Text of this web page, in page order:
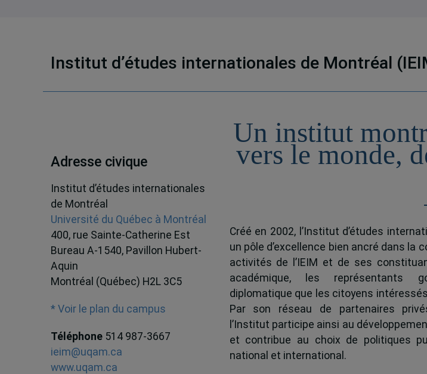
Institut d’études internationales de Montréal
Adresse civique
Institut d’études internationales
de Montréal
Université du Québec à Montréal
400, rue Sainte-Catherine Est
Bureau A-1540, Pavillon Hubert-
Aquin
Montréal (Québec) H2L 3C5
* Voir le plan du campus
Téléphone 514 987-3667
ieim@uqam.ca
www.uqam.ca
Un institut
vers le monde,
Créé en 2002, l’Institut d’études
un pôle d’excellence bien ancré dans la
activités de l’IEIM et de ses
académique, les représentants
diplomatique que les citoyens
Par son réseau de partenaires
l’Institut participe ainsi au
et contribue au choix de politiques
national et international.